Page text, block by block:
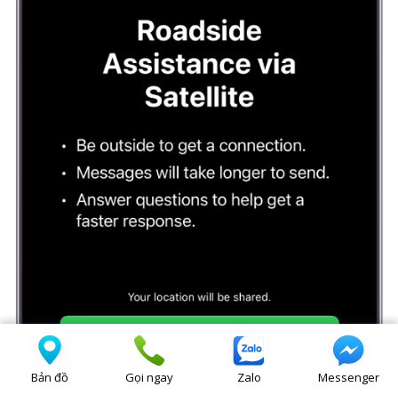
Bản đồ Gọi ngay Zalo Messenger